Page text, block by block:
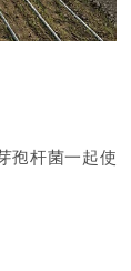
孢杆菌一起使